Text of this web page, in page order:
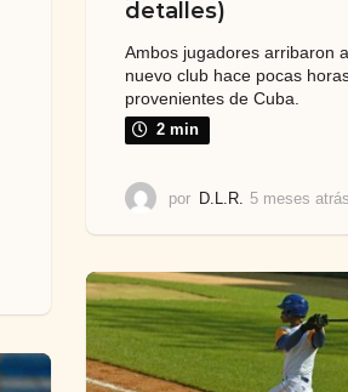
detalles)
Ambos jugadores arribaron
nuevo club hace pocas
provenientes de Cuba.
2 min
por D.L.R. 5 meses atrás